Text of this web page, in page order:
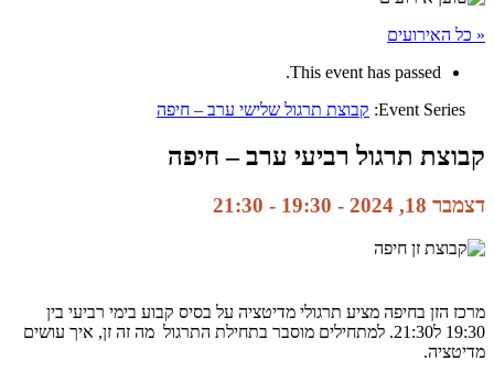
« כל האירועים
This event has passed.
Event Series: קבוצת תרגול שלישי ערב – חיפה
קבוצת תרגול רביעי ערב – חיפה
דצמבר 18, 2024 - 19:30 -
21:30
מרכז הזן בחיפה מציע תרגולי מדיטציה על בסיס קבוע בימי רביעי בין
19:30 ל21:30. למתחילים מוסבר בתחילת התרגול מה זה זן, איך עושים
מדיטציה.